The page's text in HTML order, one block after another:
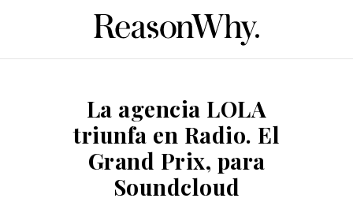
La agencia LOLA
triunfa en Radio. El
Grand Prix, para
Soundcloud